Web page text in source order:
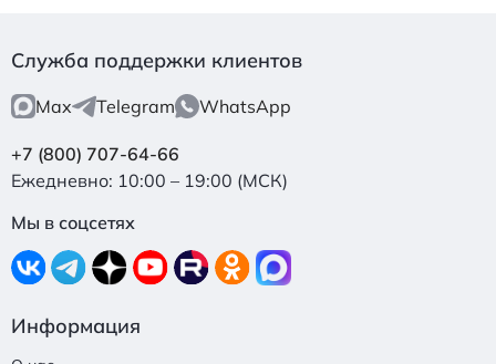
Служба поддержки клиентов
Max Telegram WhatsApp
+7 (800) 707-64-66
Ежедневно: 10:00 – 19:00 (МСК)
Мы в соцсетях
Информация